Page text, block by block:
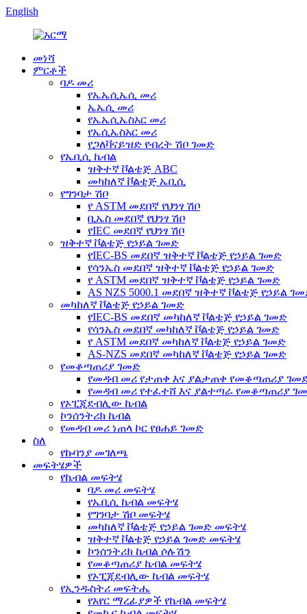
English
መነሻ
ምርቶች
ባዶ መሪ
የኤኤሲኤሲ መሪ
ኤኤሲ መሪ
የኤኤሲኤስአር መሪ
የኤሲኤስአር መሪ
የጋለቫናይዝድ የብረት ሽቦ ገመድ
የኤቢሲ ኬብል
ዝቅተኛ ቮልቴጅ ABC
መካከለኛ ቮልቴጅ ኤቢሲ
የግንባታ ሽቦ
የ ASTM መደበኛ የህንፃ ሽቦ
ቢኤስ መደበኛ የህንፃ ሽቦ
የIEC መደበኛ የህንፃ ሽቦ
ዝቅተኛ ቮልቴጅ የኃይል ገመድ
የIEC-BS መደበኛ ዝቅተኛ ቮልቴጅ የኃይል ገመድ
የሳንኤስ መደበኛ ዝቅተኛ ቮልቴጅ የኃይል ገመድ
የ ASTM መደበኛ ዝቅተኛ ቮልቴጅ የኃይል ገመድ
AS NZS 5000.1 መደበኛ ዝቅተኛ ቮልቴጅ የኃይል
መካከለኛ ቮልቴጅ የኃይል ገመድ
የIEC-BS መደበኛ መካከለኛ ቮልቴጅ የኃይል ገመድ
የሳንኤስ መደበኛ መካከለኛ ቮልቴጅ የኃይል ገመድ
የ ASTM መደበኛ መካከለኛ ቮልቴጅ የኃይል ገመድ
AS-NZS መደበኛ መካከለኛ ቮልቴጅ የኃይል ገመድ
የመቆጣጠሪያ ገመድ
የመዳብ መሪ የታጠቀ እና ያልታጠቀ የመቆጣጠሪያ
የመዳብ መሪ የተፈተሸ እና ያልተጣራ የመቆጣጠሪያ
የኦፒጂደብሊው ኬብል
ኮንሰንትሪክ ኬብል
የመዳብ መሪ ነጠላ ኮር የፀሐይ ገመድ
ስለ
የኩባንያ መገለጫ
መፍትሄዎች
የኬብል መፍትሄ
ባዶ መሪ መፍትሄ
የኤቢሲ ኬብል መፍትሄ
የግንባታ ሽቦ መፍትሄ
መካከለኛ ቮልቴጅ የኃይል ገመድ መፍትሄ
ዝቅተኛ ቮልቴጅ የኃይል ገመድ መፍትሄ
ኮንሰንትሪክ ኬብል ሶሉሽን
የመቆጣጠሪያ ኬብል መፍትሄ
የኦፒጂደብሊው ኬብል መፍትሄ
የኢንዱስትሪ መፍትሔ
የአየር ማረፊያዎች የኬብል መፍትሄ